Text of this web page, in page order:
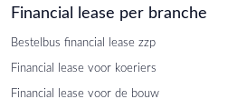
Financial lease per branche
Bestelbus financial lease zzp
Financial lease voor koeriers
Financial lease voor de bouw